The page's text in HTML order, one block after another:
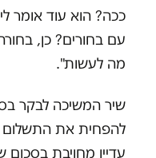
ככה? הוא עוד אומר
עם בחורים? כן,
מה לעשות".
שיר המשיכה לבקר
להפחית את התשלום
עדיין מחויבת